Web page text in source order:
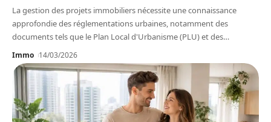
La gestion des projets immobiliers nécessite une connaissance
approfondie des réglementations urbaines, notamment des
documents tels que le Plan Local d'Urbanisme (PLU) et des…
Immo 14/03/2026